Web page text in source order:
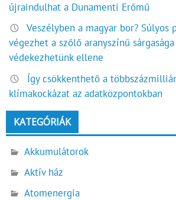
újraindulhat a Dunamenti Erőmű
Veszélyben a magyar bor? Súlyos
végezhet a szőlő aranyszínű
védekezhetünk ellene
Így csökkenthető a
klímakockázat az adatközpontokban
KATEGÓRIÁK
Akkumulátorok
Aktív ház
Atomenergia